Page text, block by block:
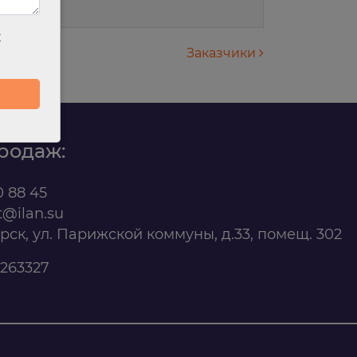
Заказчики
88 45
ул. Парижской коммуны, д.33, помещ. 302